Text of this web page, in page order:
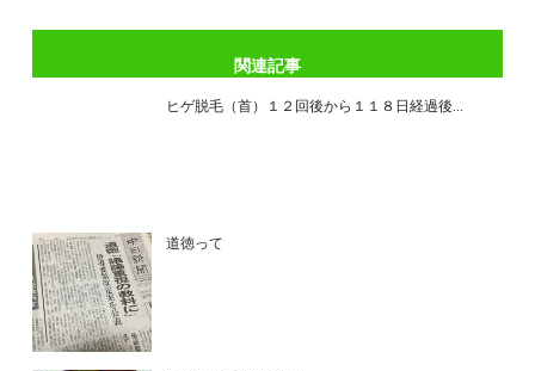
関連記事
ヒゲ脱毛（首）１２回後から１１８日経過後...
道徳って